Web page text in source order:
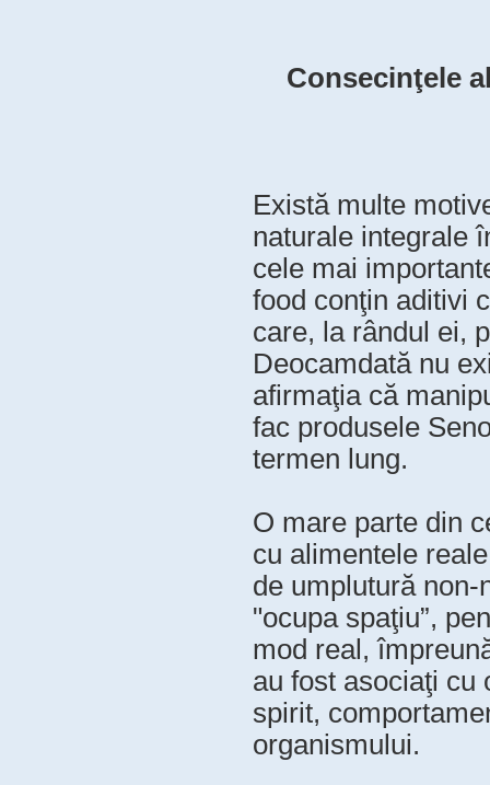
Consecinţele
Există multe
naturale integrale
cele mai
food conţin aditivi
care, la rândul ei,
Deocamdată nu
afirmaţia că
fac produsele
termen lung.
O mare parte din
cu alimentele
de umplutură
"ocupa spaţiu”,
mod real,
au fost asociaţi cu
spirit,
organismului.